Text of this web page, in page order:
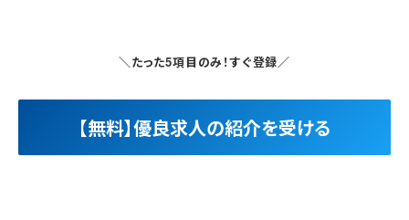
＼たった5項目のみ！すぐ登録／
【無料】優良求人の紹介を受ける